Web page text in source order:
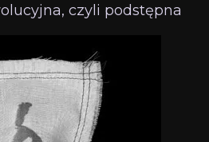
czyli podstępna